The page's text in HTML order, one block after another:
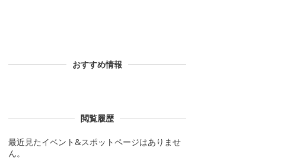
おすすめ情報
閲覧履歴
最近見たイベント&スポットページはありませ
ん。